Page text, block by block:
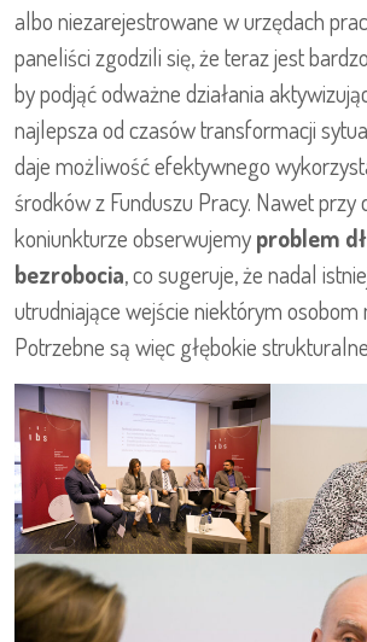
albo niezarejestrowane w urzędach
paneliści zgodzili się, że teraz jest
by podjąć odważne działania
najlepsza od czasów transformacji
daje możliwość efektywnego
środków z Funduszu Pracy. Nawet przy
koniunkturze obserwujemyproblem
bezrobocia, co sugeruje, że nadal
utrudniające wejście niektórym osobom
Potrzebne są więc głębokie